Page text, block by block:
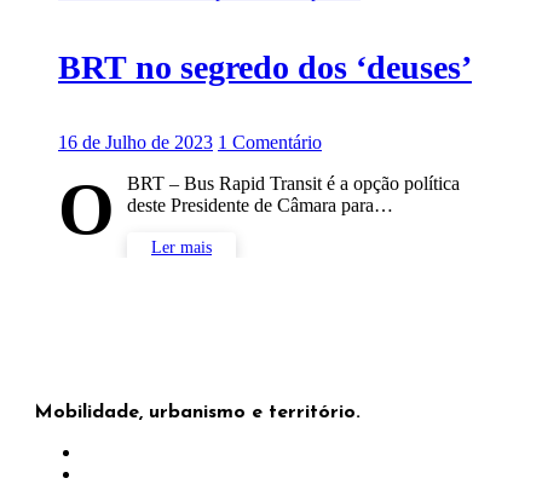
BRT no segredo dos ‘deuses’
16 de Julho de 2023 1 Comentário
O
BRT – Bus Rapid Transit é a opção política
deste Presidente de Câmara para…
Ler mais
Mobilidade, urbanismo e território.